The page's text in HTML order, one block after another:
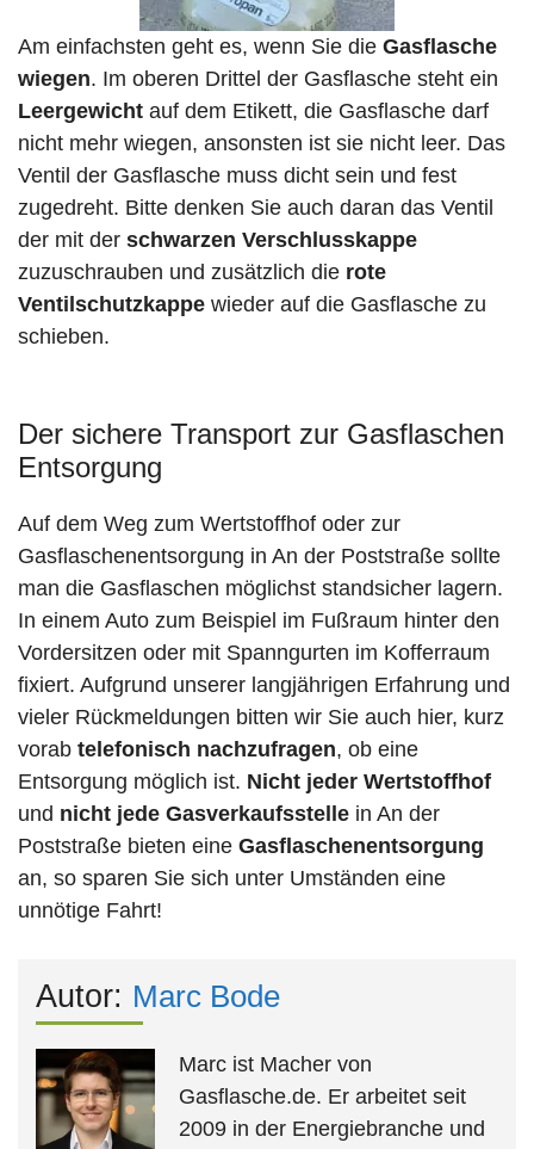
Am einfachsten geht es, wenn Sie die Gasflasche
wiegen. Im oberen Drittel der Gasflasche steht ein
Leergewicht auf dem Etikett, die Gasflasche darf
nicht mehr wiegen, ansonsten ist sie nicht leer. Das
Ventil der Gasflasche muss dicht sein und fest
zugedreht. Bitte denken Sie auch daran das Ventil
der mit der schwarzen Verschlusskappe
zuzuschrauben und zusätzlich die rote
Ventilschutzkappe wieder auf die Gasflasche zu
schieben.
Der sichere Transport zur Gasflaschen
Entsorgung
Auf dem Weg zum Wertstoffhof oder zur
Gasflaschenentsorgung in An der Poststraße sollte
man die Gasflaschen möglichst standsicher lagern.
In einem Auto zum Beispiel im Fußraum hinter den
Vordersitzen oder mit Spanngurten im Kofferraum
fixiert. Aufgrund unserer langjährigen Erfahrung und
vieler Rückmeldungen bitten wir Sie auch hier, kurz
vorab telefonisch nachzufragen, ob eine
Entsorgung möglich ist. Nicht jeder Wertstoffhof
und nicht jede Gasverkaufsstelle in An der
Poststraße bieten eine Gasflaschenentsorgung
an, so sparen Sie sich unter Umständen eine
unnötige Fahrt!
Autor: Marc Bode
Marc ist Macher von
Gasflasche.de. Er arbeitet seit
2009 in der Energiebranche und